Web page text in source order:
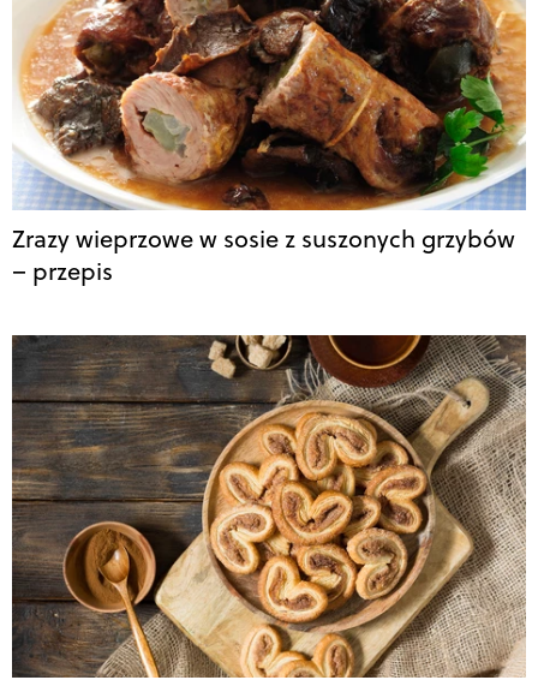
Zrazy wieprzowe w sosie z suszonych grzybów
– przepis